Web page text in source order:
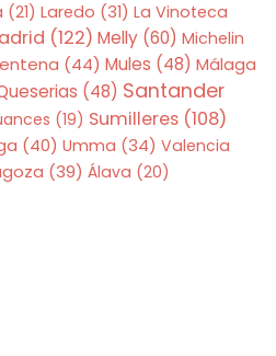
(21) Laredo (31) La Vinoteca
(122) Melly(60) Michelin
(44) Mules (48) Málaga
(48) Santander
(19) Sumilleres(108)
(40) Umma (34) Valencia
(39) Álava (20)